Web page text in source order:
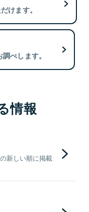
けます。
べします。
情報
新しい順に掲載